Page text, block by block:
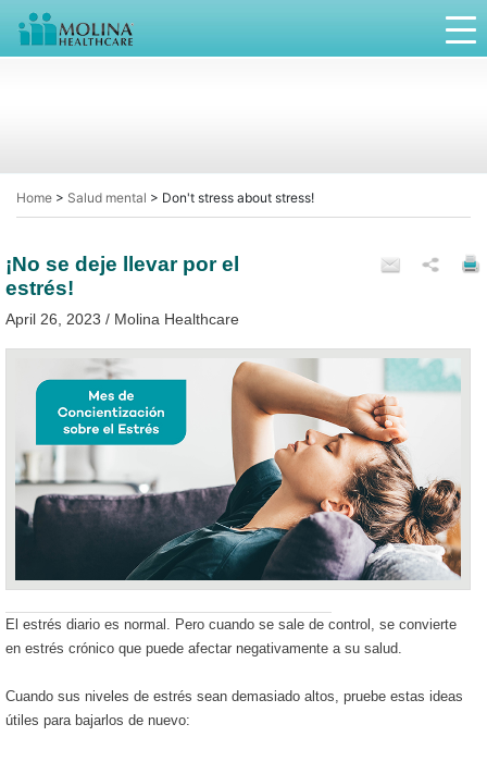
Home > Salud mental > Don't stress about stress!
¡No se deje llevar por el
estrés!
April 26, 2023 / Molina Healthcare
El estrés diario es normal. Pero cuando se sale de control, se convierte
en estrés crónico que puede afectar negativamente a su salud.
Cuando sus niveles de estrés sean demasiado altos, pruebe estas ideas
útiles para bajarlos de nuevo: